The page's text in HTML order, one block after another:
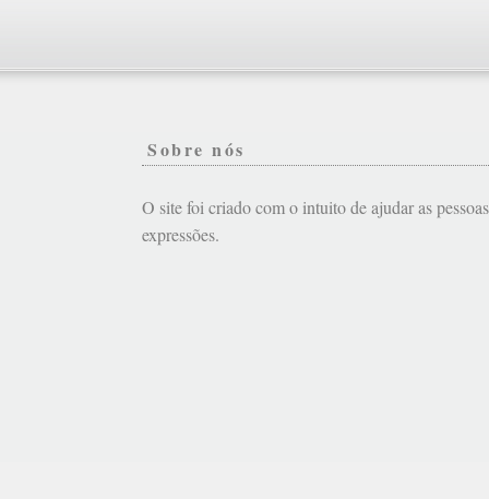
Sobre nós
O site foi criado com o intuito de ajudar as
expressões.